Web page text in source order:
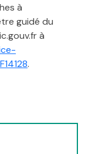
à
guidé du
à
.